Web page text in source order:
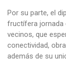
Por su parte, el
fructífera jornada
vecinos, que
conectividad,
además de su